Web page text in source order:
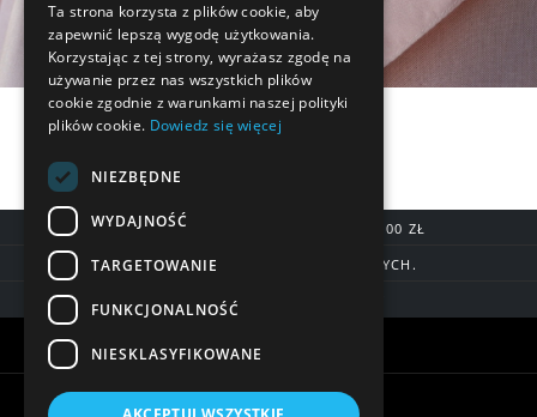
DARMOWA DOSTAWA OD 200,00 ZŁ
DOSTAWA DO 7 DNI ROBOCZYCH.
BLIK, SZYBKIE PRZELEWY
Ta strona korzysta z plików cookie, aby
zapewnić lepszą wygodę użytkowania.
Korzystając z tej strony, wyrażasz zgodę na
używanie przez nas wszystkich plików
cookie zgodnie z warunkami naszej polityki
plików cookie. Dowiedz się więcej
NIEZBĘDNE
WYDAJNOŚĆ
TARGETOWANIE
FUNKCJONALNOŚĆ
NIESKLASYFIKOWANE